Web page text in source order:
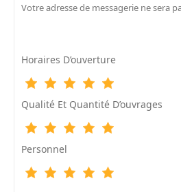
Votre adresse de messagerie ne sera
Horaires D’ouverture
Qualité Et Quantité D’ouvrages
Personnel